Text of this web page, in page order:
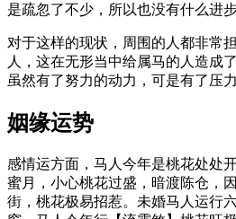
是疏忽了不少，所以也没有什么进步
对于这样的现状，周围的人都非常
人，这在无形当中给属马的人造成
虽然有了努力的动力，可是有了压
姻缘运势
感情运方面，马人今年是桃花处处
蜜月，小心桃花过盛，暗渡陈仓，
街，桃花极易招惹。未婚马人运行